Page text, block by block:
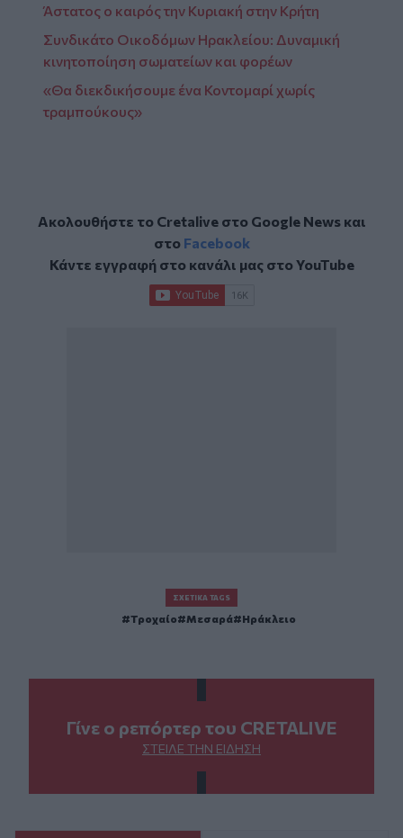
Άστατος ο καιρός την Κυριακή στην Κρήτη
Συνδικάτο Οικοδόμων Ηρακλείου: Δυναμική
κινητοποίηση σωματείων και φορέων
«Θα διεκδικήσουμε ένα Κοντομαρί χωρίς
τραμπούκους»
Ακολουθήστε το Cretalive στο Google Newsκαι
στο Facebook
Κάντε εγγραφή στο κανάλι μας στοYouTube
ΣΧΕΤΙΚΆ TAGS
Τροχαίο Μεσαρά Ηράκλειο
Γίνε ο ρεπόρτερ του CRETALIVE
ΣΤΕΊΛΕ ΤΗΝ ΕΊΔΗΣΗ